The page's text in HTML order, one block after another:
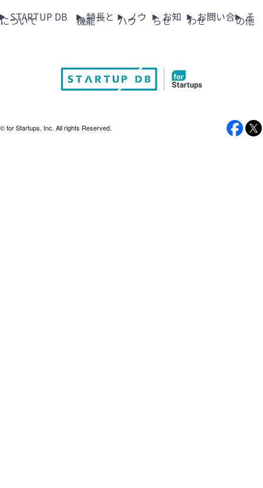
STARTUP DB
について 特長と
機能 ノウ
ハウ お知
らせ お問い合
わせ そ
の他
© for Startups, Inc. All rights Reserved.